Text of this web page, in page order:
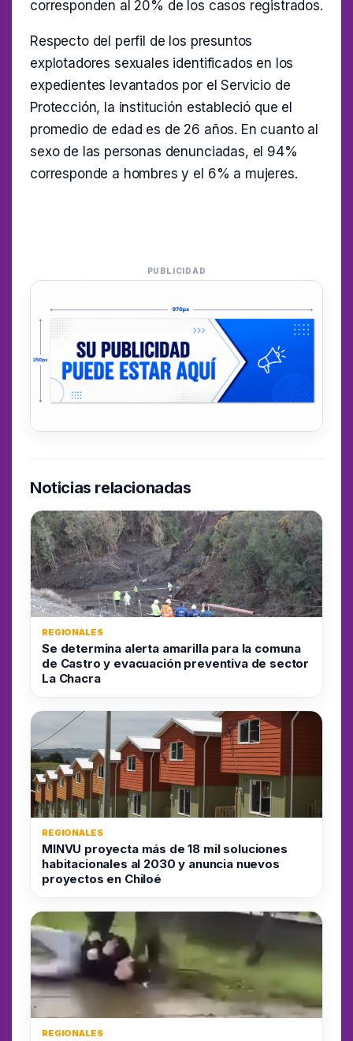
corresponden al 20% de los casos registrados.
Respecto del perfil de los presuntos
explotadores sexuales identificados en los
expedientes levantados por el Servicio de
Protección, la institución estableció que el
promedio de edad es de 26 años. En cuanto al
sexo de las personas denunciadas, el 94%
corresponde a hombres y el 6% a mujeres.
PUBLICIDAD
Noticias relacionadas
REGIONALES
Se determina alerta amarilla para la comuna
de Castro y evacuación preventiva de sector
La Chacra
REGIONALES
MINVU proyecta más de 18 mil soluciones
habitacionales al 2030 y anuncia nuevos
proyectos en Chiloé
REGIONALES